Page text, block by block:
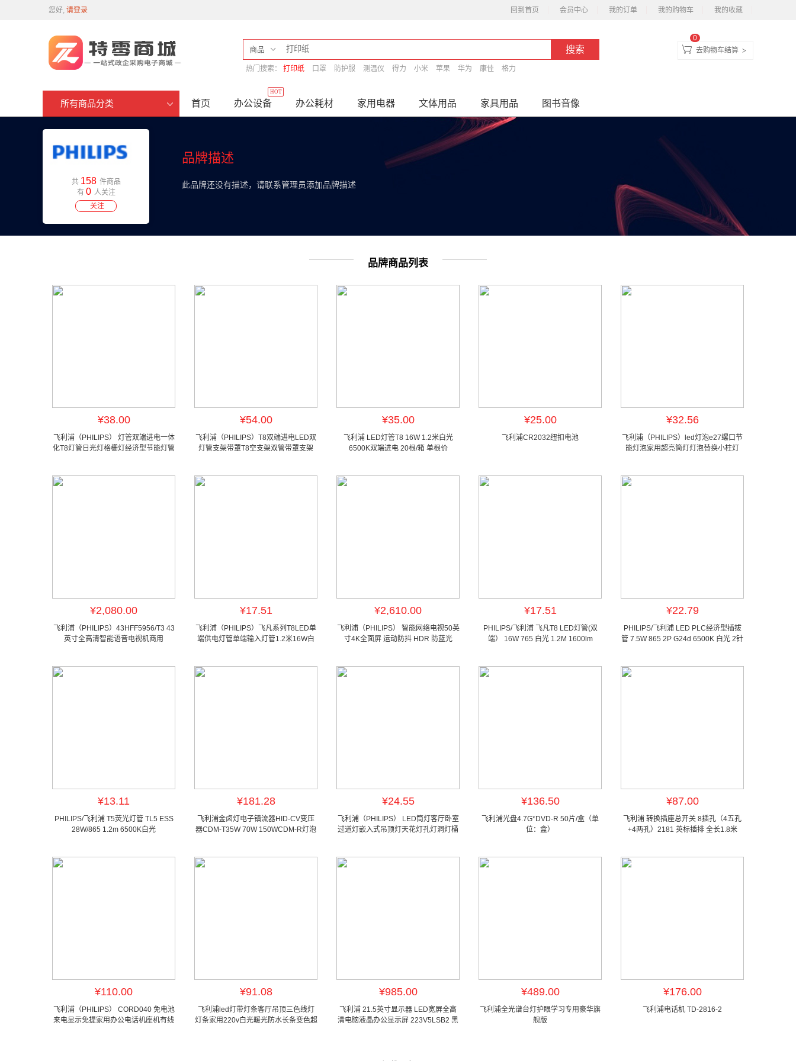
您好, 请登录 回到首页 会员中心 我的订单 我的购物车 我的收藏
商品
热门搜索： 打印纸 口罩 防护服 测温仪 得力 小米 苹果 华为 康佳 格力
去购物车结算 >
0
所有商品分类 首页 办公设备
HOT
办公耗材 家用电器 文体用品 家具用品 图书音像
共 158 件商品
有 0 人关注
关注
品牌描述
此品牌还没有描述，请联系管理员添加品牌描述
品牌商品列表
¥38.00
飞利浦（PHILIPS） 灯管双端进电一体
化T8灯管日光灯格栅灯经济型节能灯管
¥54.00
飞利浦（PHILIPS）T8双端进电LED双
灯管支架带罩T8空支架双管带罩支架
¥35.00
飞利浦 LED灯管T8 16W 1.2米白光
6500K双端进电 20根/箱 单根价
¥25.00
飞利浦CR2032纽扣电池
¥32.56
飞利浦（PHILIPS）led灯泡e27螺口节
能灯泡家用超亮筒灯灯泡替换小柱灯
¥2,080.00
飞利浦（PHILIPS）43HFF5956/T3 43
英寸全高清智能语音电视机商用
¥17.51
飞利浦（PHILIPS）飞凡系列T8LED单
端供电灯管单端输入灯管1.2米16W白
¥2,610.00
飞利浦（PHILIPS） 智能网络电视50英
寸4K全面屏 运动防抖 HDR 防蓝光
¥17.51
PHILIPS/飞利浦 飞凡T8 LED灯管(双
端） 16W 765 白光 1.2M 1600lm
¥22.79
PHILIPS/飞利浦 LED PLC经济型插拔
管 7.5W 865 2P G24d 6500K 白光 2针
¥13.11
PHILIPS/飞利浦 T5荧光灯管 TL5 ESS
28W/865 1.2m 6500K白光
¥181.28
飞利浦金卤灯电子镇流器HID-CV变压
器CDM-T35W 70W 150WCDM-R灯泡
¥24.55
飞利浦（PHILIPS） LED筒灯客厅卧室
过道灯嵌入式吊顶灯天花灯孔灯洞灯桶
¥136.50
飞利浦光盘4.7G*DVD-R 50片/盒（单
位：盒）
¥87.00
飞利浦 转换插座总开关 8插孔（4五孔
+4两孔）2181 英标插排 全长1.8米
¥110.00
飞利浦（PHILIPS） CORD040 免电池
来电显示免提家用办公电话机座机有线
¥91.08
飞利浦led灯带灯条客厅吊顶三色线灯
灯条家用220v白光暖光防水长条变色超
¥985.00
飞利浦 21.5英寸显示器 LED宽屏全高
清电脑液晶办公显示屏 223V5LSB2 黑
¥489.00
飞利浦全光谱台灯护眼学习专用豪华旗
舰版
¥176.00
飞利浦电话机 TD-2816-2